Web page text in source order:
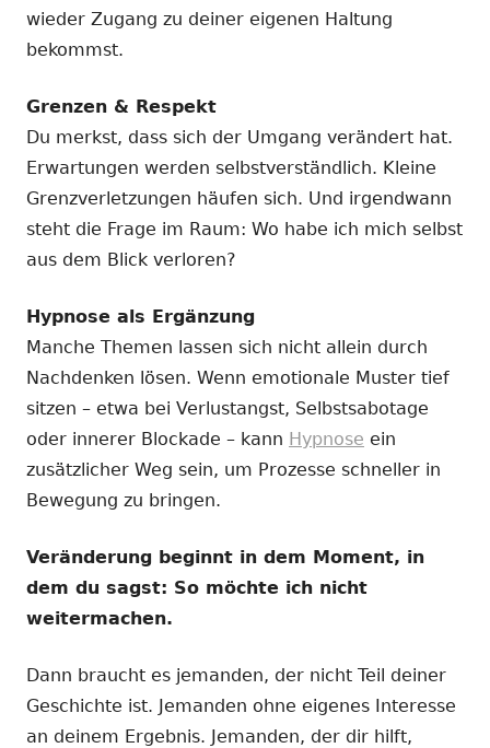
wieder Zugang zu deiner eigenen Haltung
bekommst.
Grenzen & Respekt
Du merkst, dass sich der Umgang verändert hat.
Erwartungen werden selbstverständlich. Kleine
Grenzverletzungen häufen sich. Und irgendwann
steht die Frage im Raum: Wo habe ich mich selbst
aus dem Blick verloren?
Hypnose als Ergänzung
Manche Themen lassen sich nicht allein durch
Nachdenken lösen. Wenn emotionale Muster tief
sitzen – etwa bei Verlustangst, Selbstsabotage
oder innerer Blockade – kann Hypnose ein
zusätzlicher Weg sein, um Prozesse schneller in
Bewegung zu bringen.
Veränderung beginnt in dem Moment, in
dem du sagst: So möchte ich nicht
weitermachen.
Dann braucht es jemanden, der nicht Teil deiner
Geschichte ist. Jemanden ohne eigenes Interesse
an deinem Ergebnis. Jemanden, der dir hilft,